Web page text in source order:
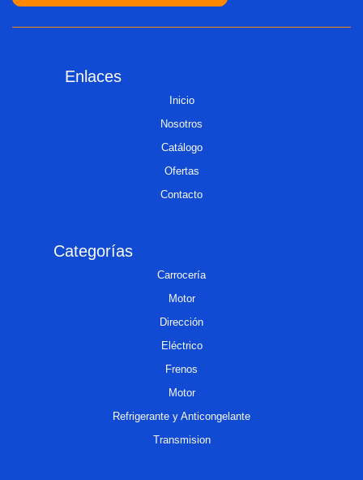
Enlaces
Inicio
Nosotros
Catálogo
Ofertas
Contacto
Categorías
Carrocería
Motor
Dirección
Eléctrico
Frenos
Motor
Refrigerante y Anticongelante
Transmision